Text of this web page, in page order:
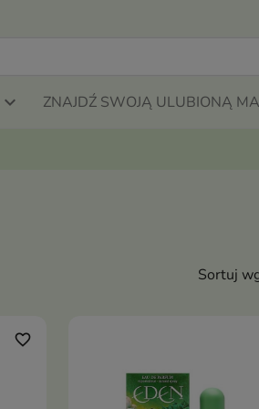
ZNAJDŹ SWOJĄ ULUBIONĄ
Sortuj
favorite_border